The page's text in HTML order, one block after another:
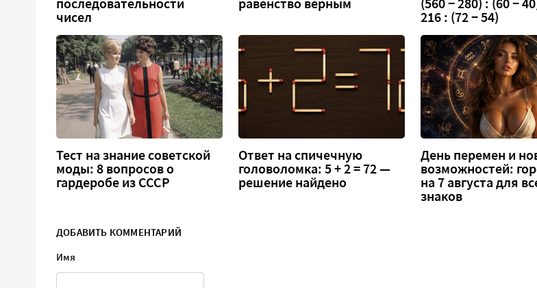
чисел
216 : (72 − 54)
Тест на знание советской
моды: 8 вопросов о
гардеробе из СССР
Ответ на спичечную
головоломка: 5 + 2 = 72 —
решение найдено
День перемен и
возможностей:
на 7 августа для
знаков
ДОБАВИТЬ КОММЕНТАРИЙ
Имя